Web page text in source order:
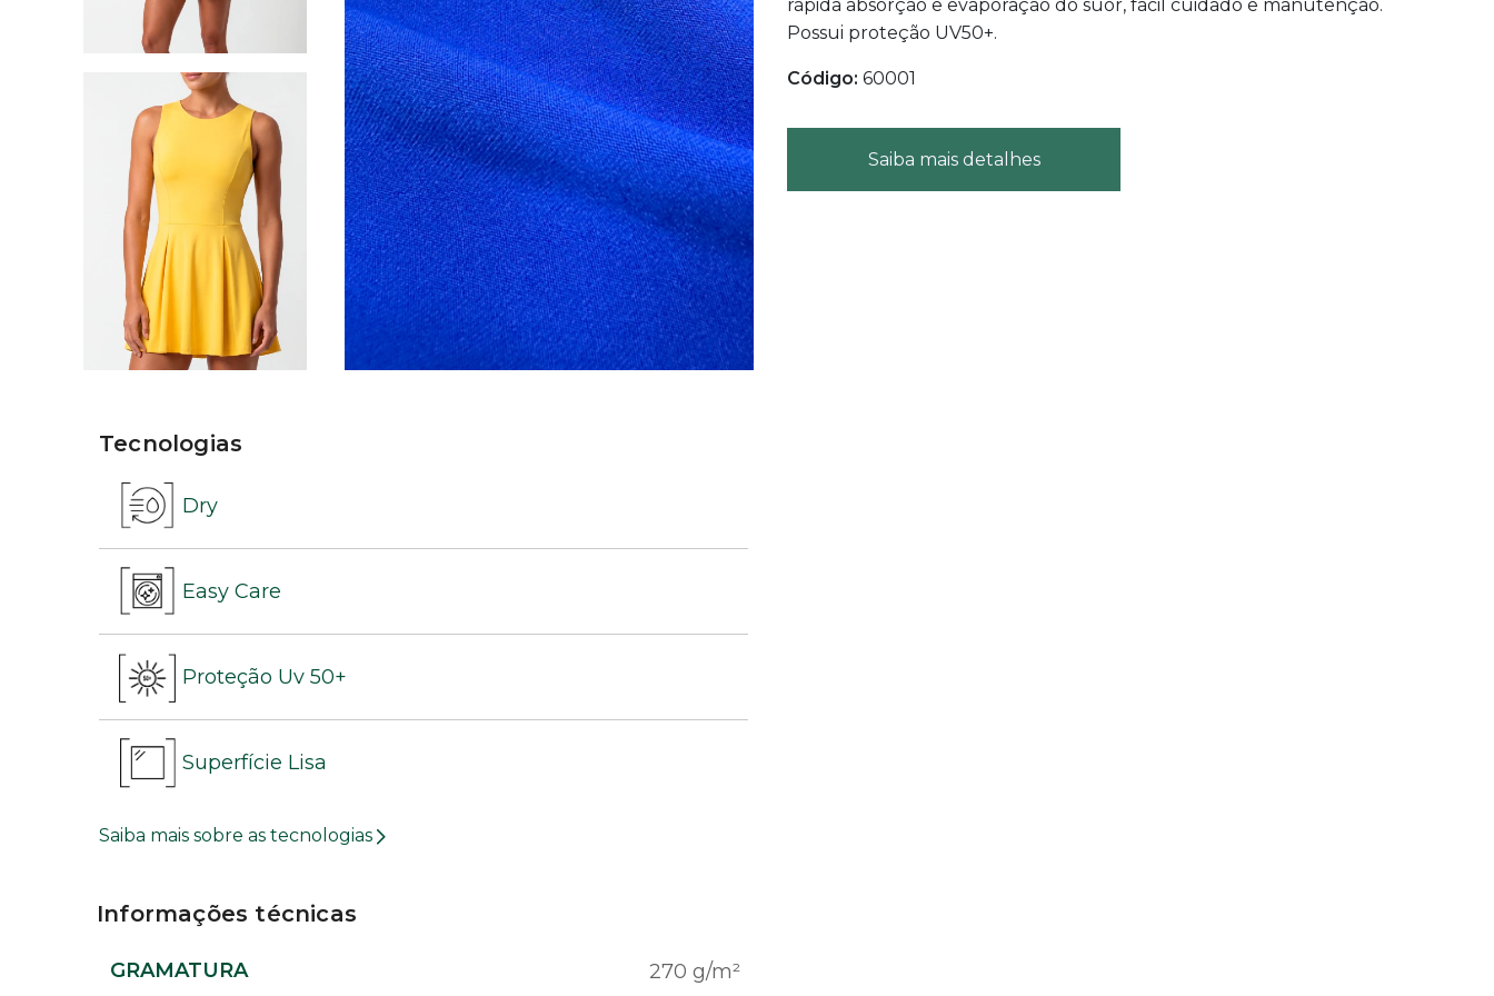
rápida absorção e evaporação do suor, fácil cuidado e manutenção.
Possui proteção UV50+.
Código: 60001
Saiba mais detalhes
Tecnologias
Dry
Easy Care
Proteção Uv 50+
Superfície Lisa
Saiba mais sobre as tecnologias
Informações técnicas
GRAMATURA 270 g/m²